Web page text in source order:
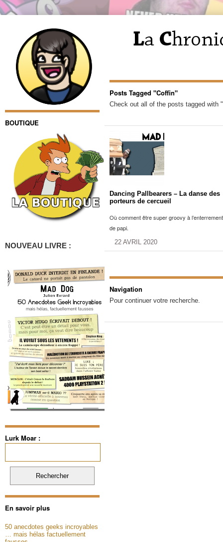
BOUTIQUE
NOUVEAU LIVRE :
Lurk Moar :
En savoir plus
50 anecdotes geeks incroyables
… mais hélas factuellement
Posts Tagged "Coffin"
Check out all of the posts tagged with
Dancing Pallbearers – La danse des
porteurs de cercueil
Où comment être super groovy à l’enterrement
de papi.
22 AVRIL 2020
Navigation
Pour continuer votre recherche.